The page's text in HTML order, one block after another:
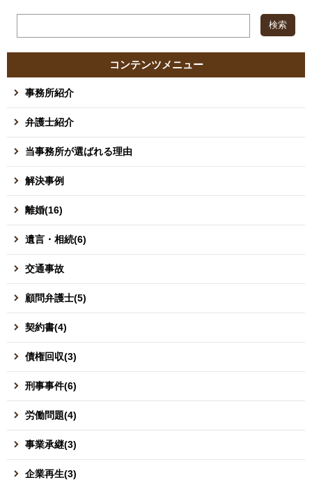
コンテンツメニュー
事務所紹介
弁護士紹介
当事務所が選ばれる理由
解決事例
離婚(16)
遺言・相続(6)
交通事故
顧問弁護士(5)
契約書(4)
債権回収(3)
刑事事件(6)
労働問題(4)
事業承継(3)
企業再生(3)